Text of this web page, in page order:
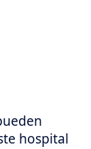
hospital